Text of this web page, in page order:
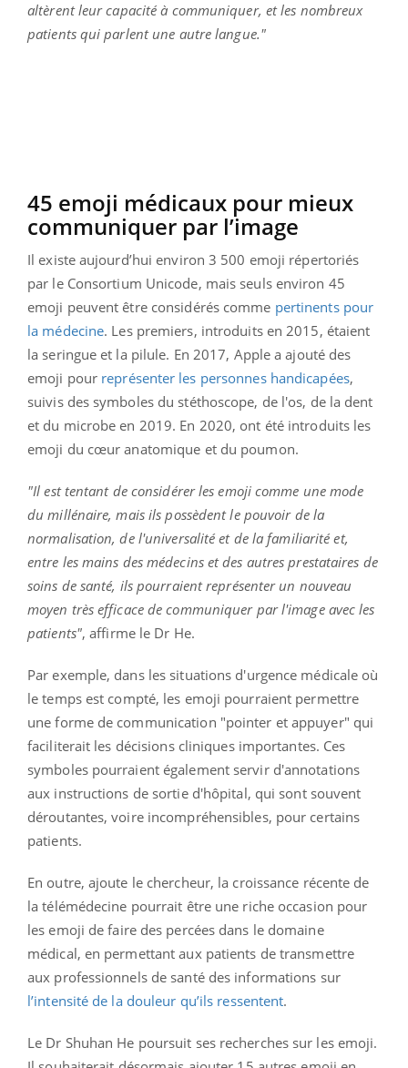
altèrent leur capacité à communiquer, et les nombreux
patients qui parlent une autre langue."
45 emoji médicaux pour mieux
communiquer par l’image
Il existe aujourd’hui environ 3 500 emoji répertoriés
par le Consortium Unicode, mais seuls environ 45
emoji peuvent être considérés comme pertinents pour
la médecine. Les premiers, introduits en 2015, étaient
la seringue et la pilule. En 2017, Apple a ajouté des
emoji pour représenter les personnes handicapées,
suivis des symboles du stéthoscope, de l'os, de la dent
et du microbe en 2019. En 2020, ont été introduits les
emoji du cœur anatomique et du poumon.
"Il est tentant de considérer les emoji comme une mode
du millénaire, mais ils possèdent le pouvoir de la
normalisation, de l'universalité et de la familiarité et,
entre les mains des médecins et des autres prestataires de
soins de santé, ils pourraient représenter un nouveau
moyen très efficace de communiquer par l'image avec les
patients", affirme le Dr He.
Par exemple, dans les situations d'urgence médicale où
le temps est compté, les emoji pourraient permettre
une forme de communication "pointer et appuyer" qui
faciliterait les décisions cliniques importantes. Ces
symboles pourraient également servir d'annotations
aux instructions de sortie d'hôpital, qui sont souvent
déroutantes, voire incompréhensibles, pour certains
patients.
En outre, ajoute le chercheur, la croissance récente de
la télémédecine pourrait être une riche occasion pour
les emoji de faire des percées dans le domaine
médical, en permettant aux patients de transmettre
aux professionnels de santé des informations sur
l’intensité de la douleur qu’ils ressentent.
Le Dr Shuhan He poursuit ses recherches sur les emoji.